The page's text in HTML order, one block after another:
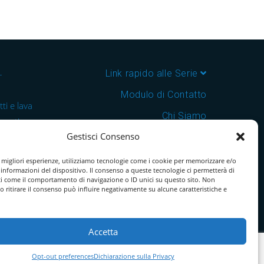
Gestisci Consenso
esperienze, utilizziamo tecnologie come i cookie per memorizzare e/o
informazioni del dispositivo. Il consenso a queste tecnologie ci permetterà di
come il comportamento di navigazione o ID unici su questo sito. Non
ritirare il consenso può influire negativamente su alcune caratteristiche e
Accetta
Opt-out preferencesDichiarazione sulla Privacy
e lava
e
in
Link rapido alle Serie
Modulo di Contatto
Chi Siamo
Download Catalogo PDF
Cookie Policy